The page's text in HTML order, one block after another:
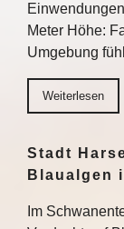
Meter Höhe:
Umgebung
Weiterlesen
Stadt
Blaualgen
Im